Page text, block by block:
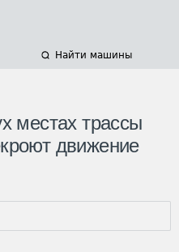
Найти машины
местах трассы
движение